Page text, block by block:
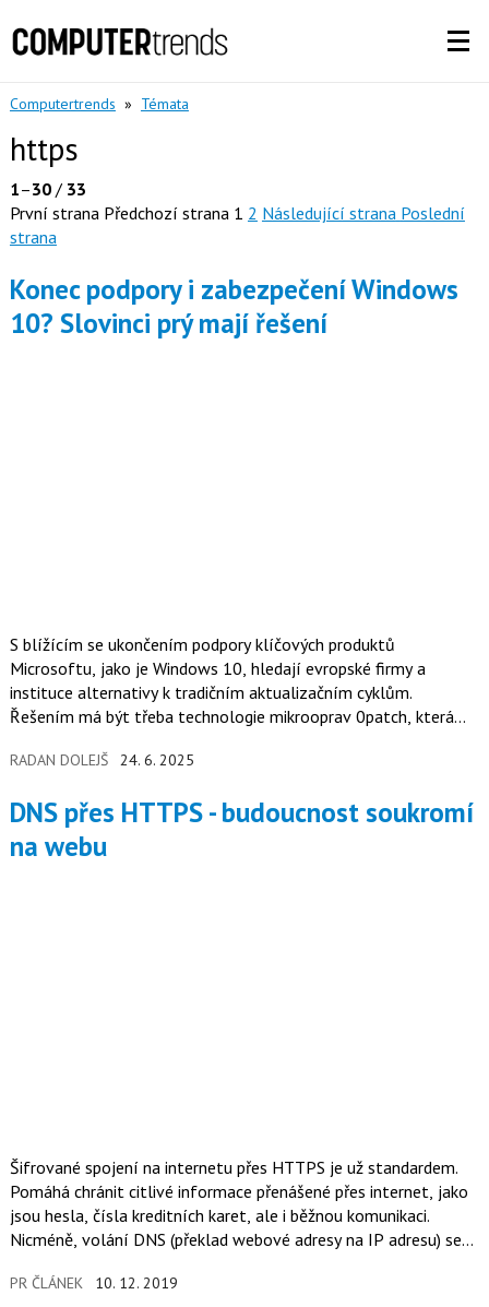
Computertrends » Témata
https
1–30/ 33
První strana Předchozí strana 1 2 Následující strana Poslední
strana
Konec podpory i zabezpečení Windows
10? Slovinci prý mají řešení
S blížícím se ukončením podpory klíčových produktů
Microsoftu, jako je Windows 10, hledají evropské firmy a
instituce alternativy k tradičním aktualizačním cyklům.
Řešením má být třeba technologie mikrooprav 0patch, která
oficiální podpory.
RADAN DOLEJŠ 24. 6. 2025
DNS přes HTTPS - budoucnost soukromí
na webu
Šifrované spojení na internetu přes HTTPS je už standardem.
Pomáhá chránit citlivé informace přenášené přes internet, jako
jsou hesla, čísla kreditních karet, ale i běžnou komunikaci.
Nicméně, volání DNS (překlad webové adresy na IP adresu) se
text!
PR ČLÁNEK 10. 12. 2019